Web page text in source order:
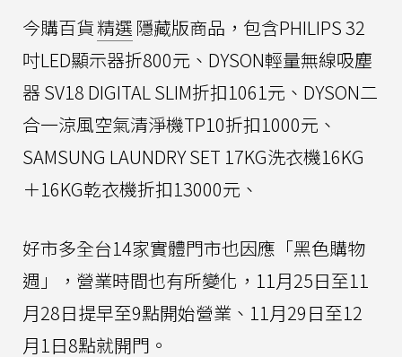
今購百貨精選 隱藏版商品，包含PHILIPS 32
吋LED顯示器折800元、DYSON輕量無線吸塵
器 SV18 DIGITAL SLIM折扣1061元、DYSON二
合一涼風空氣清淨機TP10折扣1000元、
SAMSUNG LAUNDRY SET 17KG洗衣機16KG
＋16KG乾衣機折扣13000元、
好市多全台14家實體門市也因應「黑色購物
週」，營業時間也有所變化，11月25日至11
月28日提早至9點開始營業、11月29日至12
月1日8點就開門。